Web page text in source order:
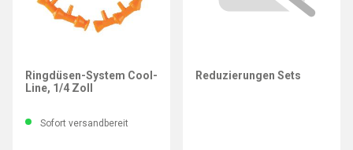
Ringdüsen-System Cool-
Line, 1/4 Zoll
Sofort versandbereit
Reduzierungen Sets